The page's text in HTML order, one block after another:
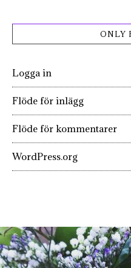
ONLY
Logga in
Flöde för inlägg
Flöde för kommentarer
WordPress.org